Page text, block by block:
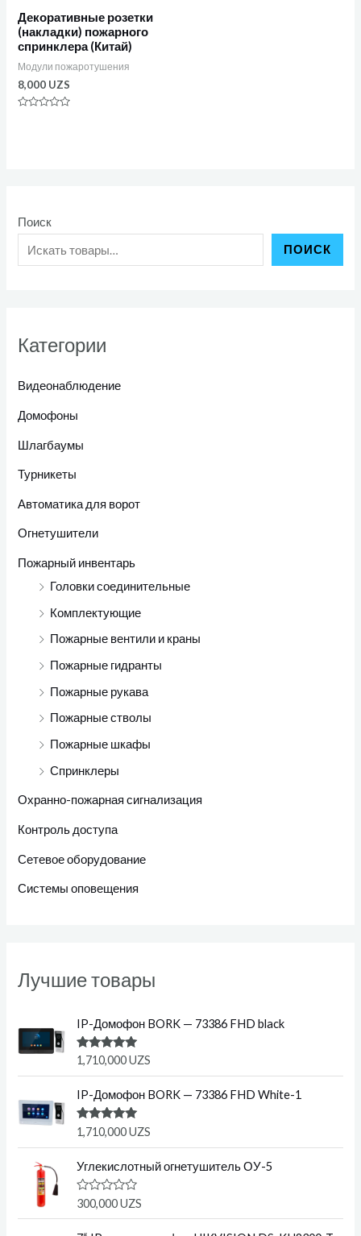
Поиск
ПОИСК
Категории
Видеонаблюдение
Домофоны
Шлагбаумы
Турникеты
Автоматика для ворот
Огнетушители
Пожарный инвентарь
Головки соединительные
Комплектующие
Пожарные вентили и краны
Пожарные гидранты
Пожарные рукава
Пожарные стволы
Пожарные шкафы
Спринклеры
Охранно-пожарная сигнализация
Контроль доступа
Сетевое оборудование
Системы оповещения
Лучшие товары
IP-Домофон BORK — 73386 FHD black
Оценка
5.00
из 5
1,710,000UZS
IP-Домофон BORK — 73386 FHD White-1
Оценка
5.00
из 5
1,710,000UZS
Углекислотный огнетушитель ОУ-5
О
300,000UZS
Декоративные розетки
(накладки) пожарного
спринклера (Китай)
Модули пожаротушения
8,000 UZS